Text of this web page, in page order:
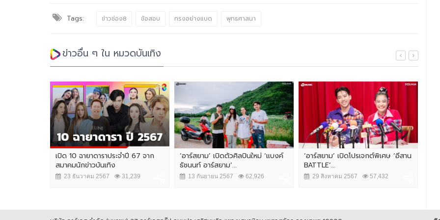
Tags: ข่าวช่อง8 ข้อสอบ ทรงอย่างแบด พุทธศาสนา
ข่าวอื่น ๆ ใน หมวดบันเทิง
เปิด 10 ฉายาดาราประจำปี 67 จาก
สมาคมนักข่าวบันเทิง
23 ธันวาคม 2567 31,239
‘อาร์สยาม’ เปิดตัวศิลปินใหม่ ‘แบงค์
ธัชนนท์ อาร์สยาม’...
13 กันยายน 2567 62,926
‘อาร์สยาม’ เปิดโปรเจกต์พิเศษ ‘อีสาน
BATTLE’...
29 สิงหาคม 2567 57,432